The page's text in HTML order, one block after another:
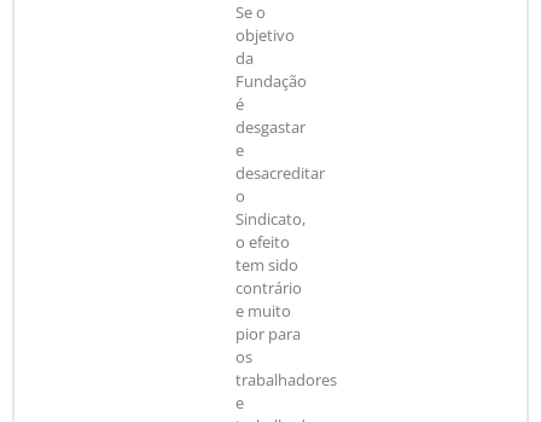
Se o
objetivo
da
Fundação
é
desgastar
e
desacreditar
o
Sindicato,
o efeito
tem sido
contrário
e muito
pior para
os
trabalhadores
e